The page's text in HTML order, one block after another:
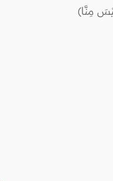
غَشَّنَا فَلَيْسَ مِنَّا)